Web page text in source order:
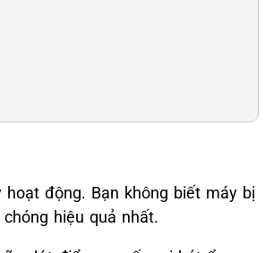
động. Bạn không biết máy bị
hiệu quả nhất.